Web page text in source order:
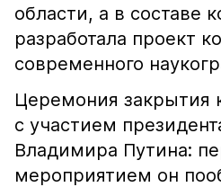
области, а в составе
разработала проект
современного
Церемония закрытия
с участием
Владимира Путина:
мероприятием он